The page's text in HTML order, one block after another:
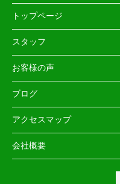
トップページ
スタッフ
お客様の声
ブログ
アクセスマップ
会社概要